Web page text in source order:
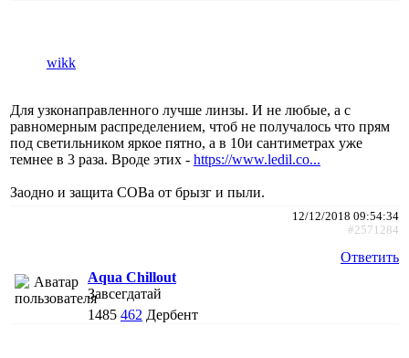
wikk
Для узконаправленного лучше линзы. И не любые, а с
равномерным распределением, чтоб не получалось что прям
под светильником яркое пятно, а в 10и сантиметрах уже
темнее в 3 раза. Вроде этих - https://www.ledil.co...
Заодно и защита COBа от брызг и пыли.
12/12/2018 09:54:34
#2571284
Ответить
Aqua Chillout
Завсегдатай
1485 462 Дербент